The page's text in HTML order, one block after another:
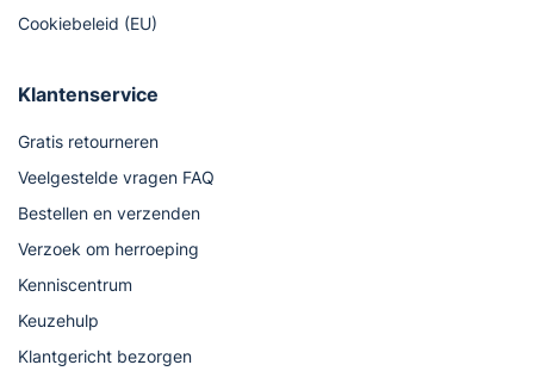
Cookiebeleid (EU)
Klantenservice
Gratis retourneren
Veelgestelde vragen FAQ
Bestellen en verzenden
Verzoek om herroeping
Kenniscentrum
Keuzehulp
Klantgericht bezorgen